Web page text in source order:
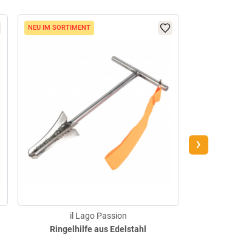
NEU IM SORTIMENT
Ringelhilfe aus Edelstahl
il Lago Passion
›